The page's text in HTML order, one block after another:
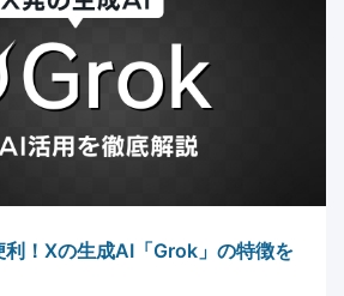
利！Xの生成AI「Grok」の特徴を